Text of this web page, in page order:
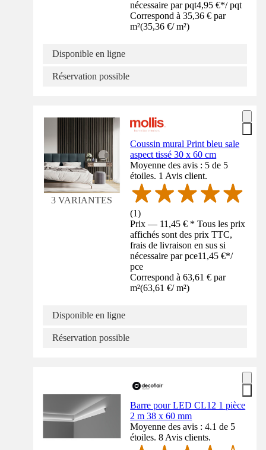
nécessaire par pqt4,95 €*/ pqt
Correspond à 35,36 € par
m²(35,36 €/ m²)
Disponible en ligne
Réservation possible
3 VARIANTES
Coussin mural Print bleu sale
aspect tissé 30 x 60 cm
Moyenne des avis : 5 de 5
étoiles. 1 Avis client.
(1)
Prix — 11,45 € * Tous les prix
affichés sont des prix TTC,
frais de livraison en sus si
nécessaire par pce11,45 €*/
pce
Correspond à 63,61 € par
m²(63,61 €/ m²)
Disponible en ligne
Réservation possible
Barre pour LED CL12 1 pièce
2 m 38 x 60 mm
Moyenne des avis : 4.1 de 5
étoiles. 8 Avis clients.